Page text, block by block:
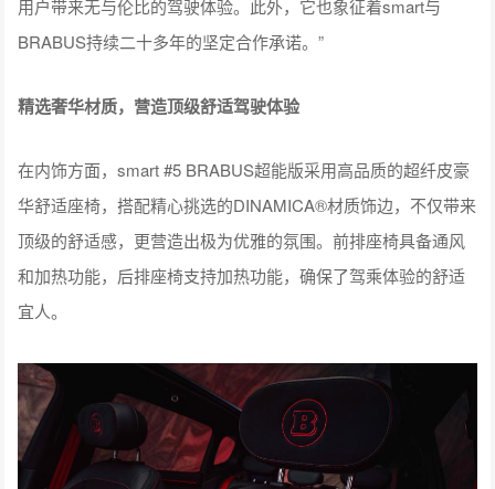
用户带来无与伦比的驾驶体验。此外，它也象征着smart与
BRABUS持续二十多年的坚定合作承诺。”
精选奢华材质，营造顶级舒适驾驶体验
在内饰方面，smart #5 BRABUS超能版采用高品质的超纤皮豪
华舒适座椅，搭配精心挑选的DINAMICA®材质饰边，不仅带来
顶级的舒适感，更营造出极为优雅的氛围。前排座椅具备通风
和加热功能，后排座椅支持加热功能，确保了驾乘体验的舒适
宜人。